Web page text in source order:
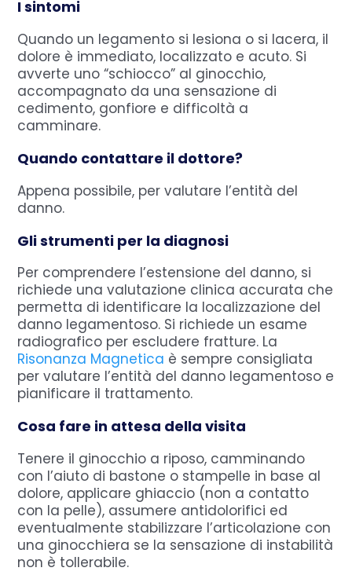
I sintomi
Quando un legamento si lesiona o si lacera, il
dolore è immediato, localizzato e acuto. Si
avverte uno “schiocco” al ginocchio,
accompagnato da una sensazione di
cedimento, gonfiore e difficoltà a
camminare.
Quando contattare il dottore?
Appena possibile, per valutare l’entità del
danno.
Gli strumenti per la diagnosi
Per comprendere l’estensione del danno, si
richiede una valutazione clinica accurata che
permetta di identificare la localizzazione del
danno legamentoso. Si richiede un esame
radiografico per escludere fratture. La
Risonanza Magnetica è sempre consigliata
per valutare l’entità del danno legamentoso e
pianificare il trattamento.
Cosa fare in attesa della visita
Tenere il ginocchio a riposo, camminando
con l’aiuto di bastone o stampelle in base al
dolore, applicare ghiaccio (non a contatto
con la pelle), assumere antidolorifici ed
eventualmente stabilizzare l’articolazione con
una ginocchiera se la sensazione di instabilità
non è tollerabile.